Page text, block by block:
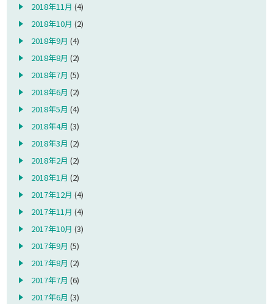
2018年11月 (4)
2018年10月 (2)
2018年9月 (4)
2018年8月 (2)
2018年7月 (5)
2018年6月 (2)
2018年5月 (4)
2018年4月 (3)
2018年3月 (2)
2018年2月 (2)
2018年1月 (2)
2017年12月 (4)
2017年11月 (4)
2017年10月 (3)
2017年9月 (5)
2017年8月 (2)
2017年7月 (6)
2017年6月 (3)